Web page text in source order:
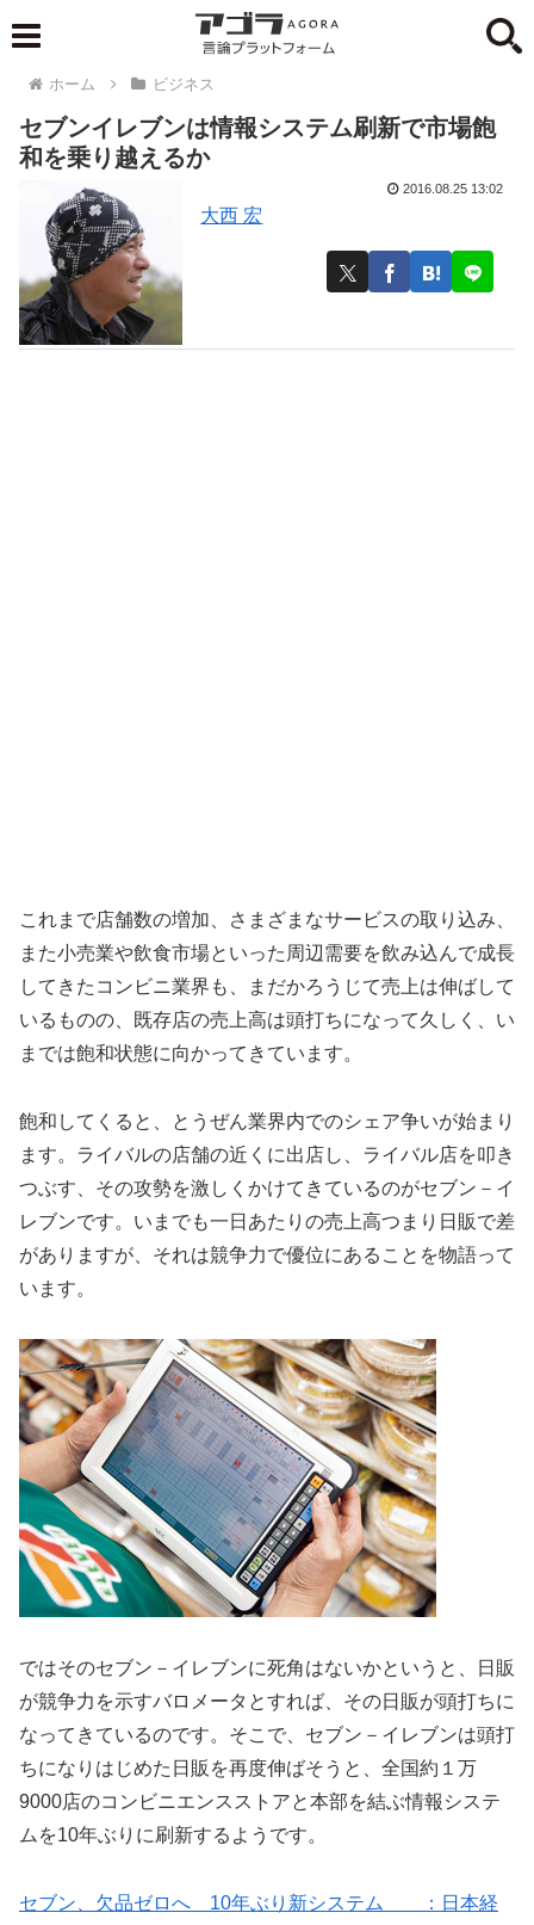
ホーム ビジネス
セブンイレブンは情報システム刷新で市場飽
和を乗り越えるか
大西 宏
2016.08.25 13:02
これまで店舗数の増加、さまざまなサービスの取り込み、
また小売業や飲食市場といった周辺需要を飲み込んで成長
してきたコンビニ業界も、まだかろうじて売上は伸ばして
いるものの、既存店の売上高は頭打ちになって久しく、い
までは飽和状態に向かってきています。
飽和してくると、とうぜん業界内でのシェア争いが始まり
ます。ライバルの店舗の近くに出店し、ライバル店を叩き
つぶす、その攻勢を激しくかけてきているのがセブン－イ
レブンです。いまでも一日あたりの売上高つまり日販で差
がありますが、それは競争力で優位にあることを物語って
います。
ではそのセブン－イレブンに死角はないかというと、日販
が競争力を示すバロメータとすれば、その日販が頭打ちに
なってきているのです。そこで、セブン－イレブンは頭打
ちになりはじめた日販を再度伸ばそうと、全国約１万
9000店のコンビニエンスストアと本部を結ぶ情報システ
ムを10年ぶりに刷新するようです。
セブン、欠品ゼロへ 10年ぶり新システム ：日本経